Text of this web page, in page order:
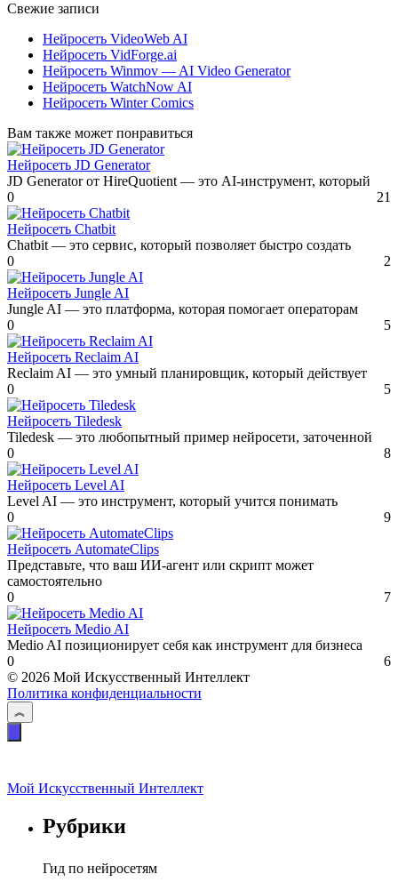
Свежие записи
Нейросеть VideoWeb AI
Нейросеть VidForge.ai
Нейросеть Winmov — AI Video Generator
Нейросеть WatchNow AI
Нейросеть Winter Comics
Вам также может понравиться
Нейросеть JD Generator
JD Generator от HireQuotient — это AI-инструмент, который
0
21
Нейросеть Chatbit
Chatbit — это сервис, который позволяет быстро создать
0
2
Нейросеть Jungle AI
Jungle AI — это платформа, которая помогает операторам
0
5
Нейросеть Reclaim AI
Reclaim AI — это умный планировщик, который действует
0
5
Нейросеть Tiledesk
Tiledesk — это любопытный пример нейросети, заточенной
0
8
Нейросеть Level AI
Level AI — это инструмент, который учится понимать
0
9
Нейросеть AutomateClips
Представьте, что ваш ИИ-агент или скрипт может
самостоятельно
0
7
Нейросеть Medio AI
Medio AI позиционирует себя как инструмент для бизнеса
0
6
© 2026 Мой Искусственный Интеллект
Политика конфиденциальности
Мой Искусственный Интеллект
Рубрики
Гид по нейросетям